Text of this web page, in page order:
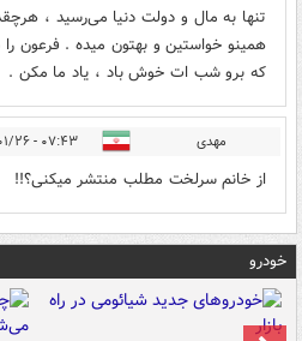
تنها به مال و دولت دنیا می‌رسید ،
همینو خواستین و بهتون میده . فرعون
که برو شب ات خوش باد ، یاد ما مکن .
مهدی ۰۷:۴۳ - ۱۴۰۴/۰۱/۲۶
از خانم سرلخت مطلب منتشر میکنی؟!!
خودرو